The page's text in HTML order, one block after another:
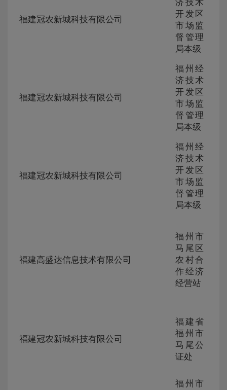
福建冠农新城科技有限公司
济技术
开发区
市场监
督管理
局本级
福建冠农新城科技有限公司
福州经
济技术
开发区
市场监
督管理
局本级
福建冠农新城科技有限公司
福州经
济技术
开发区
市场监
督管理
局本级
福建高盛达信息技术有限公司
福州市
马尾区
农村合
作经济
经营站
福建冠农新城科技有限公司
福建省
福州市
马尾公
证处
福州市